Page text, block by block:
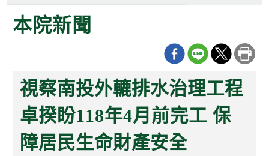
區
區
本院新聞
視察南投外轆排水治理工程
卓揆盼118年4月前完工 保
障居民生命財產安全